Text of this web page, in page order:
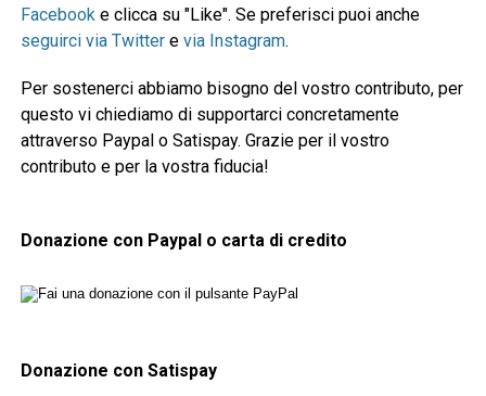
Facebooke clicca su "Like". Se preferisci puoi anche
seguirci via Twittere via Instagram.
Per sostenerci abbiamo bisogno del vostro contributo, per
questo vi chiediamo di supportarci concretamente
attraverso Paypal o Satispay. Grazie per il vostro
contributo e per la vostra fiducia!
Donazione con Paypal o carta di credito
Donazione con Satispay